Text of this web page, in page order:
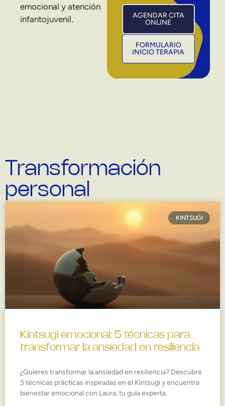
emocional y atención
infantojuvenil.
AGENDAR CITA
ONLINE
FORMULARIO
INICIO TERAPIA
Transformación
personal
KINTSUGI
Kintsugi emocional: 5 técnicas para
transformar la ansiedad en resiliencia
¿Quieres transformar la ansiedad en resiliencia? Descubre
5 técnicas prácticas inspiradas en el Kintsugi y encuentra
bienestar emocional con Laura, tu guía experta.